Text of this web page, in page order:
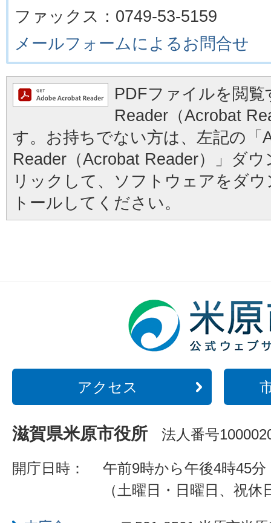
ファックス：0749-53-5159
メールフォームによるお問合せ
PDFファイルを閲
Reader（Acrobat
す。お持ちでない方は、左記の「
Reader（Acrobat Reader）」ダ
リックして、ソフトウェアをダ
トールしてください。
アクセス
滋賀県米原市役所 法人番号
開庁日時：
午前9時から午後4時45分
（土曜日・日曜日、祝